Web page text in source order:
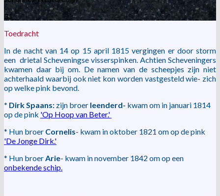
31
Toedracht
In de nacht van 14 op 15 april 1815 vergingen er door storm
een drietal Scheveningse visserspinken. Achtien Scheveningers
kwamen daar bij om. De namen van de scheepjes zijn niet
achterhaald waarbij ook niet kon worden vastgesteld wie- zich
op welke pink bevond.
* Dirk Spaans: zijn broer leenderd- kwam om in januari 1814
op de pink 'Op Hoop van Beter.'
* Hun broer Cornelis- kwam in oktober 1821 om op de pink
'De Jonge Dirk.'
* Hun broer Arie- kwam in november 1842 om op een
onbekende schip.